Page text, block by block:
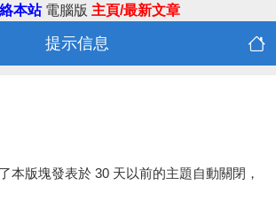
本站 電腦版 主頁/最新文章
提示信息
本版塊發表於 30 天以前的主題自動關閉，